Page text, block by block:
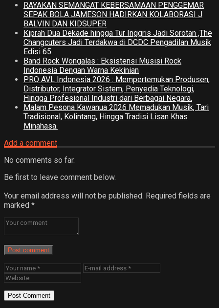
RAYAKAN SEMANGAT KEBERSAMAAN PENGGEMAR
SEPAK BOLA JAMESON HADIRKAN KOLABORASI J
BALVIN DAN KIDSUPER
Kiprah Dua Dekade hingga Tur Inggris Jadi Sorotan ,The
Changcuters Jadi Terdakwa di DCDC Pengadilan Musik
Edisi 65
Band Rock Wongalas : Eksistensi Musisi Rock
Indonesia Dengan Warna Kekinian
PRO AVL Indonesia 2026 : Mempertemukan Produsen,
Distributor, Integrator Sistem, Penyedia Teknologi,
Hingga Profesional Industri dari Berbagai Negara.
Malam Pesona Kawanua 2026 Memadukan Musik, Tari
Tradisional, Kolintang, Hingga Tradisi Lisan Khas
Minahasa.
Add a comment
No comments so far.
Be first to leave comment below.
Your email address will not be published. Required fields are
marked *
Post comment